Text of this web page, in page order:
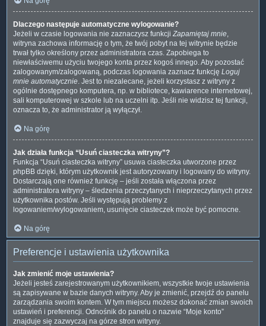
Dlaczego następuje automatyczne wylogowanie?
Jeżeli w czasie logowania nie zaznaczysz funkcji Zapamiętaj mnie,
witryna zachowa informację o tym, że twój pobyt na tej witrynie będzie
trwał tylko określony przez administratora czas. Zapobiega to
niewłaściwemu użyciu twojego konta przez kogoś innego. Aby pozostać
zalogowanym/zalogowaną, podczas logowania zaznacz funkcję Loguj
mnie automatycznie. Jest to niezalecane, jeżeli korzystasz z witryny z
ogólnie dostępnego komputera, np. w bibliotece, kawiarence internetowej,
sali komputerowej w szkole lub na uczelni itp. Jeśli nie widzisz tej funkcji,
oznacza to, że administrator ją wyłączył.
Na górę
Jak działa funkcja “Usuń ciasteczka witryny”?
Funkcja “Usuń ciasteczka witryny” usuwa ciasteczka utworzone przez
phpBB dzięki, którym użytkownik jest autoryzowany i logowany do witryny.
Dostarczają one również funkcję – jeśli została włączona przez
administratora witryny – śledzenia przeczytanych i nieprzeczytanych przez
użytkownika postów. Jeśli występują problemy z
logowaniem/wylogowaniem, usunięcie ciasteczek może być pomocne.
Na górę
Preferencje i ustawienia użytkownika
Jak zmienić moje ustawienia?
Jeżeli jesteś zarejestrowanym użytkownikiem, wszystkie twoje ustawienia
są zapisywane w bazie danych witryny. Aby je zmienić, przejdź do panelu
zarządzania swoim kontem. W tym miejscu możesz dokonać zmian swoich
ustawień i preferencji. Odnośnik do panelu o nazwie “Moje konto”
znajduje się zazwyczaj na górze stron witryny.